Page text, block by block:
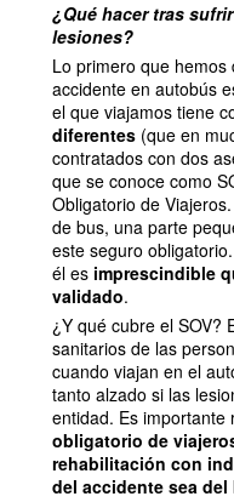
¿Qué hacer tras
lesiones?
Lo primero que
accidente en autobús
el que viajamos tiene
diferentes (que en
contratados con dos
que se conoce como
Obligatorio de
de bus, una parte
este seguro
él es imprescindible
validado.
¿Y qué cubre el SOV?
sanitarios de las
cuando viajan en el
tanto alzado si las
entidad. Es
obligatorio de
rehabilitación con
del accidente sea